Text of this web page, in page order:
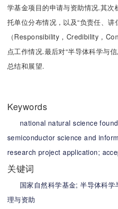
学基金项目的申请与资助情况.其次
托单位分布情况，以及“负责任、讲
（Responsibility，Credibility，
点工作情况.最后对“半导体科学与
总结和展望.
Keywords
national natural science
semiconductor science and
research project application;
关键词
国家自然科学基金;半导体科
理与资助